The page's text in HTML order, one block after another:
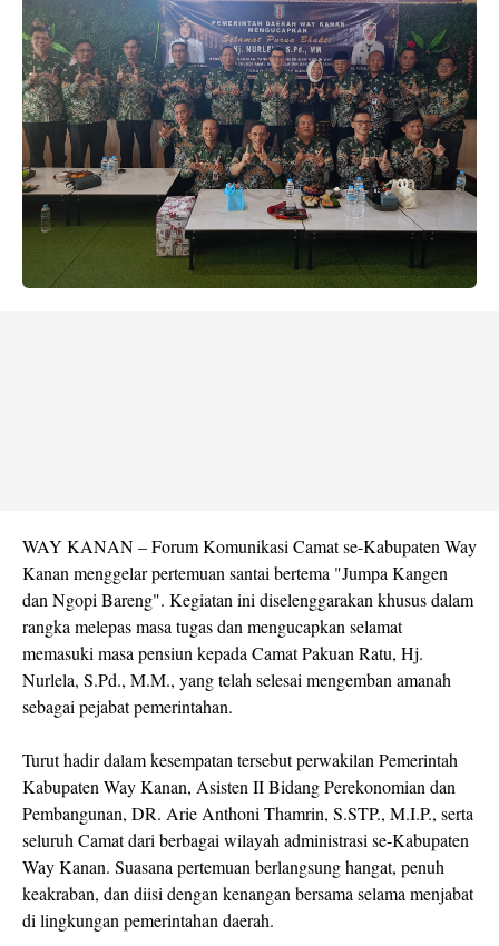
WAY KANAN – Forum Komunikasi Camat se-Kabupaten Way
Kanan menggelar pertemuan santai bertema "Jumpa Kangen
dan Ngopi Bareng". Kegiatan ini diselenggarakan khusus dalam
rangka melepas masa tugas dan mengucapkan selamat
memasuki masa pensiun kepada Camat Pakuan Ratu, Hj.
Nurlela, S.Pd., M.M., yang telah selesai mengemban amanah
sebagai pejabat pemerintahan.
Turut hadir dalam kesempatan tersebut perwakilan Pemerintah
Kabupaten Way Kanan, Asisten II Bidang Perekonomian dan
Pembangunan, DR. Arie Anthoni Thamrin, S.STP., M.I.P., serta
seluruh Camat dari berbagai wilayah administrasi se-Kabupaten
Way Kanan. Suasana pertemuan berlangsung hangat, penuh
keakraban, dan diisi dengan kenangan bersama selama menjabat
di lingkungan pemerintahan daerah.